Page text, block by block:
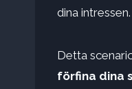
dina
Detta
förfina dina